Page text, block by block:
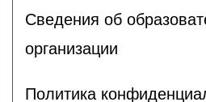
Сведения об
организации
Политика